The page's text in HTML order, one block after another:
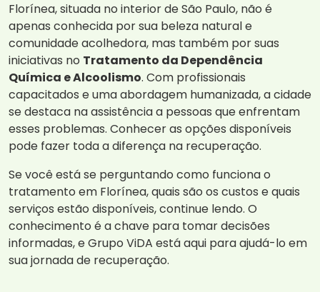
Florínea, situada no interior de São Paulo, não é
apenas conhecida por sua beleza natural e
comunidade acolhedora, mas também por suas
iniciativas no Tratamento da Dependência
Química e Alcoolismo. Com profissionais
capacitados e uma abordagem humanizada, a cidade
se destaca na assistência a pessoas que enfrentam
esses problemas. Conhecer as opções disponíveis
pode fazer toda a diferença na recuperação.
Se você está se perguntando como funciona o
tratamento em Florínea, quais são os custos e quais
serviços estão disponíveis, continue lendo. O
conhecimento é a chave para tomar decisões
informadas, e Grupo ViDA está aqui para ajudá-lo em
sua jornada de recuperação.